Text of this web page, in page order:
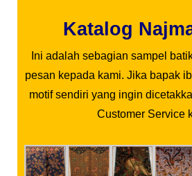
Katalog
Ini adalah sebagian sampel
pesan kepada kami. Jika bapak
motif sendiri yang ingin
Customer Service